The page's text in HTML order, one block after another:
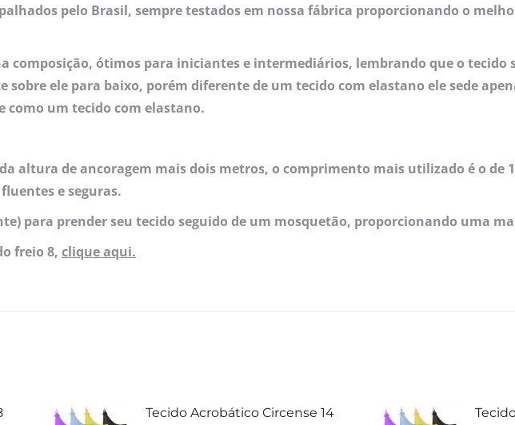
pelo Brasil, sempre testados em nossa fábrica proporcionando o
composição, ótimos para iniciantes e intermediários, lembrando que o tecido
sobre ele para baixo, porém diferente de um tecido com elastano ele sede
um tecido com elastano.
altura de ancoragem mais dois metros, o comprimento mais utilizado é o de
e seguras.
para prender seu tecido seguido de um mosquetão, proporcionando uma
freio 8, clique aqui.
Tecido Acrobático Circense 14